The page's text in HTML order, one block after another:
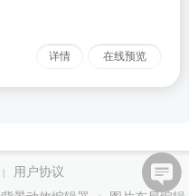
详情 在线预览
用户协议